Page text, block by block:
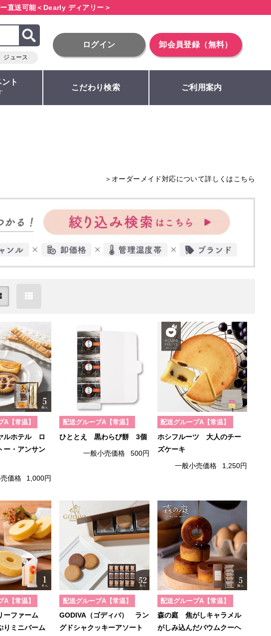
直送可能＜Dearly ディアリー＞
ジュース
ログイン 卸会員登録（無料）
ト
こだわり検索 ご利用案内
＞オーダーメイド対応について詳しくはこちら
A【常温】
ルホテル ロ
ー・アンサン
価格 1,000円
配送グループA【常温】
ひととえ 黒わらび餅 3個
一般小売価格 500円
配送グループA【常温】
ホシフルーツ 大人のチー
ズケーキ
一般小売価格 1,250円
A【常温】
ーファーム
りミニバーム
配送グループA【常温】
GODIVA（ゴディバ） ラン
グドシャクッキーアソート
配送グループA【常温】
森の庭 焦がしキャラメル
がしみ込んだバウムクーヘ